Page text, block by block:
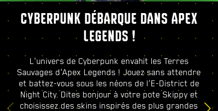
CYBERPUNK DÉBARQUE DANS APEX
LEGENDS !
L'univers de Cyberpunk envahit les Terres
Sauvages d'Apex Legends ! Jouez sans attendre
et battez-vous sous les néons de l'E-District de
Night City. Dites bonjour à votre pote Skippy et
choisissez des skins inspirés des plus grandes